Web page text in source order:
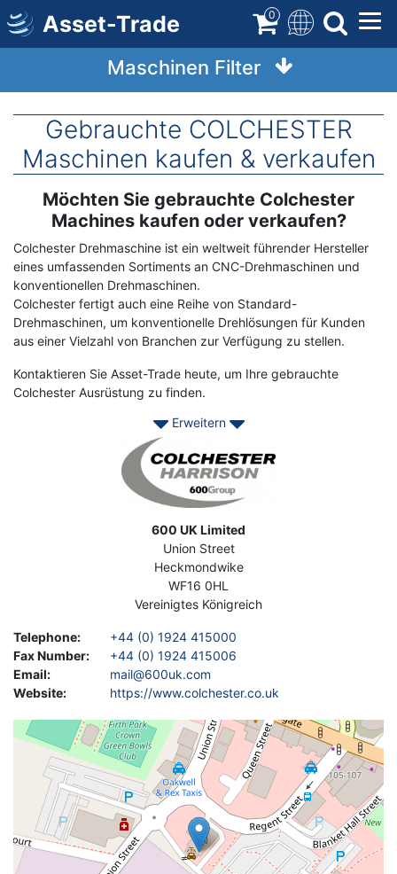
Direkt
zum
Inhalt
Asset-Trade 0
Maschinen Filter
Gebrauchte COLCHESTER
Maschinen kaufen & verkaufen
Term
Description
Möchten Sie gebrauchte Colchester
Machines kaufen oder verkaufen?
Colchester Drehmaschine ist ein weltweit führender Hersteller
eines umfassenden Sortiments an CNC-Drehmaschinen und
konventionellen Drehmaschinen.
Colchester fertigt auch eine Reihe von Standard-
Drehmaschinen, um konventionelle Drehlösungen für Kunden
aus einer Vielzahl von Branchen zur Verfügung zu stellen.
Kontaktieren Sie Asset-Trade heute, um Ihre gebrauchte
Colchester Ausrüstung zu finden.
Erweitern
600 UK Limited
Union Street
Heckmondwike
WF16 0HL
Vereinigtes Königreich
Telephone:
+44 (0) 1924 415000
Fax Number:
+44 (0) 1924 415006
Email:
mail@600uk.com
Website: https://www.colchester.co.uk
Geolocation